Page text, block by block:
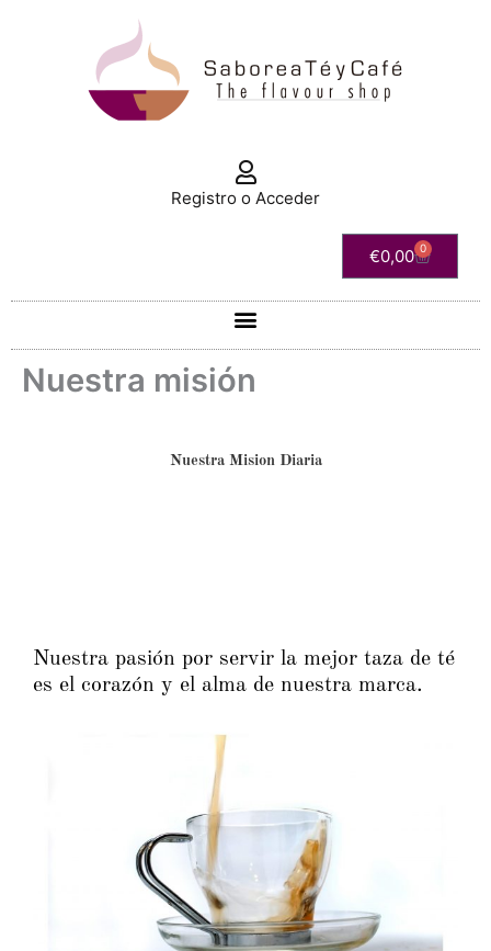
Registro o Acceder
€0,00 0
Carrito
Nuestra misión
Nuestra Mision Diaria​
Nuestra pasión por servir la mejor taza de té
es el corazón y el alma de nuestra marca.